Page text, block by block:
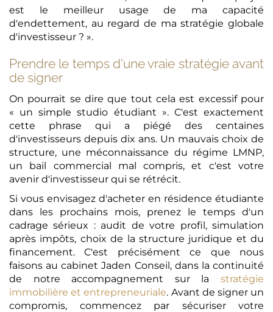
est le meilleur usage de ma capacité
d'endettement, au regard de ma stratégie globale
d'investisseur ? ».
Prendre le temps d'une vraie stratégie avant
de signer
On pourrait se dire que tout cela est excessif pour
« un simple studio étudiant ». C'est exactement
cette phrase qui a piégé des centaines
d'investisseurs depuis dix ans. Un mauvais choix de
structure, une méconnaissance du régime LMNP,
un bail commercial mal compris, et c'est votre
avenir d'investisseur qui se rétrécit.
Si vous envisagez d'acheter en résidence étudiante
dans les prochains mois, prenez le temps d'un
cadrage sérieux : audit de votre profil, simulation
après impôts, choix de la structure juridique et du
financement. C'est précisément ce que nous
faisons au cabinet Jaden Conseil, dans la continuité
de notre accompagnement sur la stratégie
immobilière et entrepreneuriale. Avant de signer un
compromis, commencez par sécuriser votre